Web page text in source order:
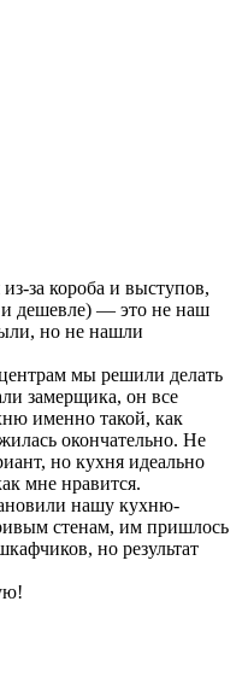
за короба и выступов,
и дешевле) — это не наш
но не нашли
мы решили делать
замерщика, он все
именно такой, как
окончательно. Не
но кухня идеально
мне нравится.
нашу кухню-
стенам, им пришлось
но результат